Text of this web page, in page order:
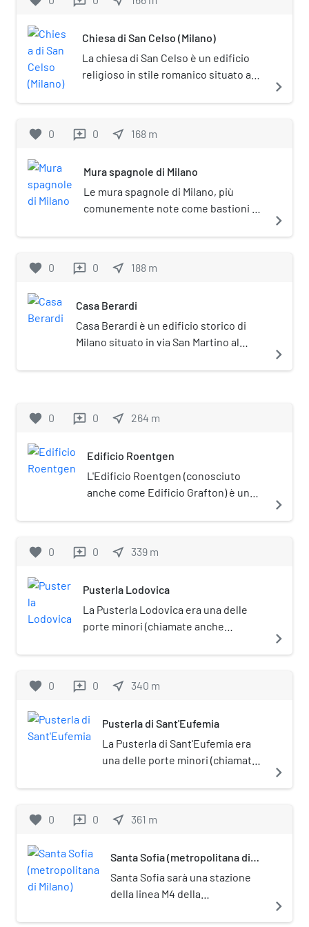
dell'Architettura rinascimentale a
del manierismo italiano.
Chiesa di San Celso (Milano)
La chiesa di San Celso è un edificio
religioso in stile romanico situato a
Maria presso San Celso.
navigate_next
favorite 0 reviews 0 near_me 168 m
Mura spagnole di Milano
Le mura spagnole di Milano, più
comunemente note come bastioni di
murarie che nel corso dei secoli
durante la dominazione spagnola fra
medievali della città, vennero nel
corso degli anni demolite, per la gran
parte, alla fine del XIX secolo come
Piano Beruto, primo piano regolatore
navigate_next
favorite 0 reviews 0 near_me 188 m
Casa Berardi
Casa Berardi è un edificio storico di
Milano situato in via San Martino al
navigate_next
favorite 0 reviews 0 near_me 264 m
Edificio Roentgen
L'Edificio Roentgen (conosciuto
anche come Edificio Grafton) è un
situato in via Guglielmo Roentgen n.
dei docenti dell'Università Bocconi.
navigate_next
favorite 0 reviews 0 near_me 339 m
Pusterla Lodovica
La Pusterla Lodovica era una delle
porte minori (chiamate anche
medievale delle mura di Milano. Si
ridosso del Naviglio.
navigate_next
favorite 0 reviews 0 near_me 340 m
Pusterla di Sant'Eufemia
La Pusterla di Sant'Eufemia era
una delle porte minori (chiamate
tracciato medievale delle mura di
navigate_next
favorite 0 reviews 0 near_me 361 m
Santa Sofia (metropolitana di
Santa Sofia sarà una stazione
della linea M4 della
navigate_next